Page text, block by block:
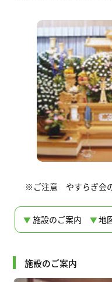
※ご注意 やすらぎ会の
施設のご案内 地
施設のご案内